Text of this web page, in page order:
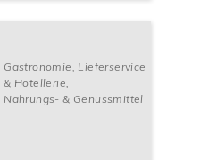
Gastronomie, Lieferservice
& Hotellerie
Nahrungs- & Genussmittel